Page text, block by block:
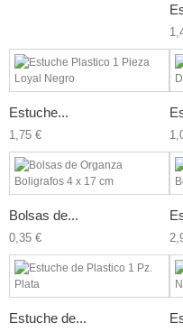
Estuche...
1,75 €
Bolsas de...
0,35 €
Estuche de...